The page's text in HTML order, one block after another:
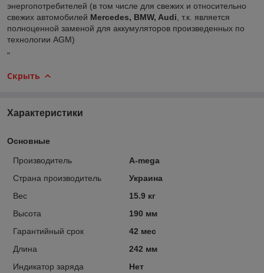
энергопотребителей (в том числе для свежих и относительно
свежих автомобилей Mercedes, BMW, Audi , т.к. является
полноценной заменой для аккумуляторов произведенных по
технологии AGM)
"
Скрыть
Характеристики
Основные
Производитель
A-mega
Страна производитель
Украина
Вес
15.9 кг
Высота
190 мм
Гарантийный срок
42 мес
Длина
242 мм
Индикатор заряда
Нет